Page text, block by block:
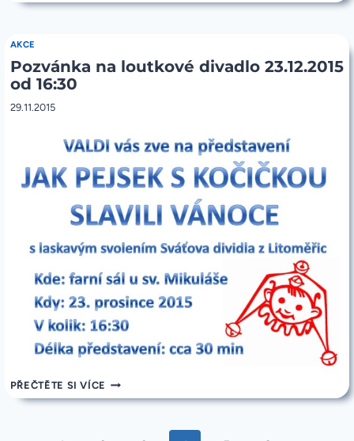
AKCE
Pozvánka na loutkové divadlo 23.12.2015
od 16:30
29.11.2015
PŘEČTĚTE SI VÍCE POZVÁNKA